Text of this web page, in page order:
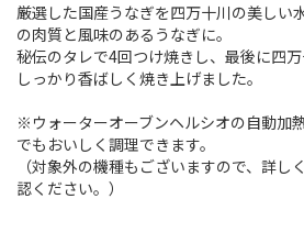
厳選した国産うなぎを四万十川の美しい
の肉質と風味のあるうなぎに。
秘伝のタレで4回つけ焼きし、最後に四
しっかり香ばしく焼き上げました。
※ウォーターオーブンヘルシオの自動加
でもおいしく調理できます。
（対象外の機種もございますので、詳し
認ください。）